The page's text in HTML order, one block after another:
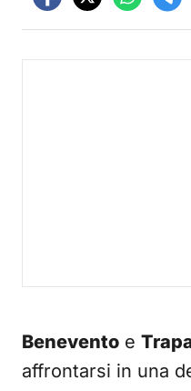
Benevento e
affrontarsi in una